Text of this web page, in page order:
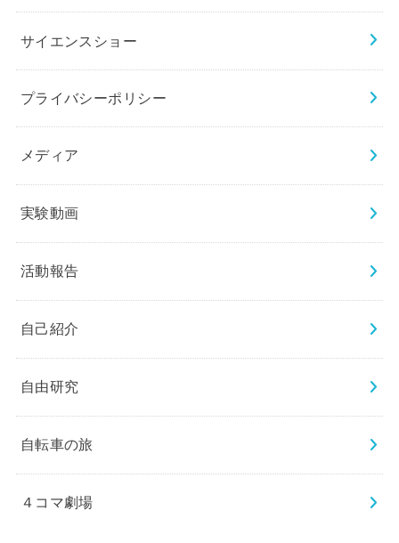
サイエンスショー
プライバシーポリシー
メディア
実験動画
活動報告
自己紹介
自由研究
自転車の旅
４コマ劇場